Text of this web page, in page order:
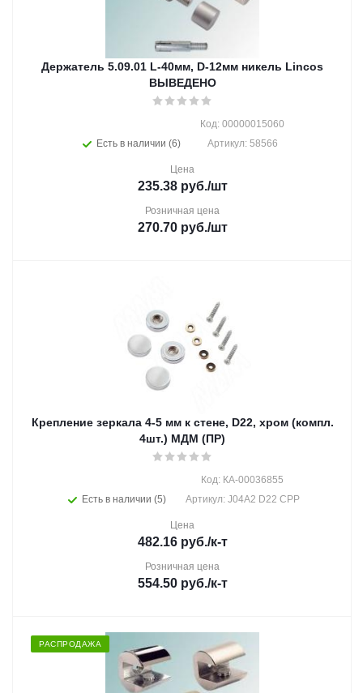
Держатель 5.09.01 L-40мм, D-12мм никель Lincos
ВЫВЕДЕНО
Есть в наличии (6)
Код: 00000015060
Артикул: 58566
Цена
235.38руб./шт
Розничная цена
270.70руб./шт
Крепление зеркала 4-5 мм к стене, D22, хром (компл.
4шт.) МДМ (ПР)
Есть в наличии (5)
Код: КА-00036855
Артикул: J04A2 D22 CPP
Цена
482.16руб./к-т
Розничная цена
554.50руб./к-т
РАСПРОДАЖА